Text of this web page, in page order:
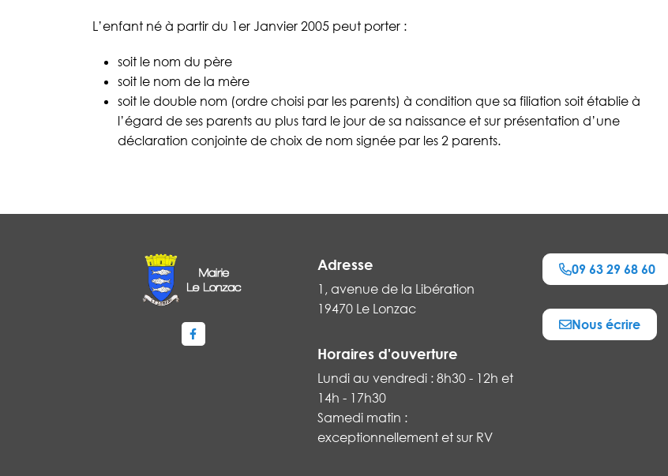
L’enfant né à partir du 1er Janvier 2005 peut porter :
soit le nom du père
soit le nom de la mère
soit le double nom (ordre choisi par les parents) à condition que sa filiation soit établie à
l’égard de ses parents au plus tard le jour de sa naissance et sur présentation d’une
déclaration conjointe de choix de nom signée par les 2 parents.
Lien vers le compte Facebook
Adresse
1, avenue de la Libération
19470 Le Lonzac
Horaires d'ouverture
Lundi au vendredi : 8h30 - 12h et
14h - 17h30
Samedi matin :
exceptionnellement et sur RV
09 63 29 68 60
Nous écrire